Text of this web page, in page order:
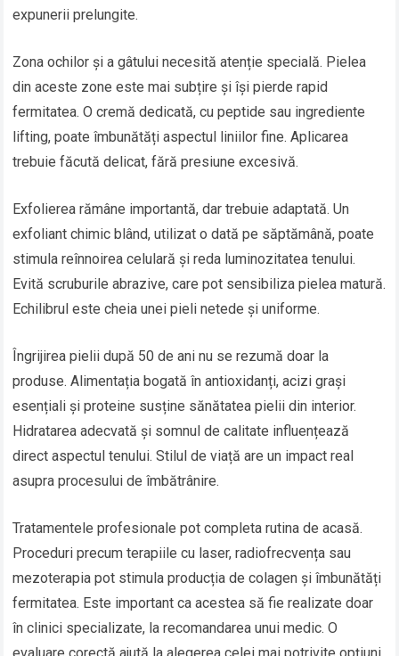
expunerii prelungite.
Zona ochilor și a gâtului necesită atenție specială. Pielea
din aceste zone este mai subțire și își pierde rapid
fermitatea. O cremă dedicată, cu peptide sau ingrediente
lifting, poate îmbunătăți aspectul liniilor fine. Aplicarea
trebuie făcută delicat, fără presiune excesivă.
Exfolierea rămâne importantă, dar trebuie adaptată. Un
exfoliant chimic blând, utilizat o dată pe săptămână, poate
stimula reînnoirea celulară și reda luminozitatea tenului.
Evită scruburile abrazive, care pot sensibiliza pielea matură.
Echilibrul este cheia unei pieli netede și uniforme.
Îngrijirea pielii după 50 de ani nu se rezumă doar la
produse. Alimentația bogată în antioxidanți, acizi grași
esențiali și proteine susține sănătatea pielii din interior.
Hidratarea adecvată și somnul de calitate influențează
direct aspectul tenului. Stilul de viață are un impact real
asupra procesului de îmbătrânire.
Tratamentele profesionale pot completa rutina de acasă.
Proceduri precum terapiile cu laser, radiofrecvența sau
mezoterapia pot stimula producția de colagen și îmbunătăți
fermitatea. Este important ca acestea să fie realizate doar
în clinici specializate, la recomandarea unui medic. O